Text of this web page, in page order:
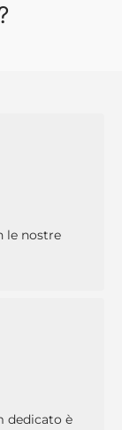
le nostre
dedicato è